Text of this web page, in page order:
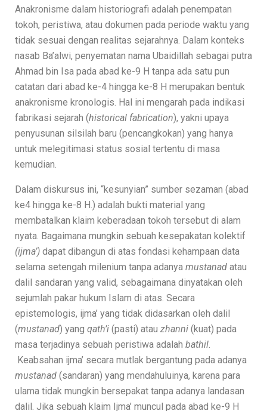
Anakronisme dalam historiografi adalah penempatan
tokoh, peristiwa, atau dokumen pada periode waktu yang
tidak sesuai dengan realitas sejarahnya. Dalam konteks
nasab Ba’alwi, penyematan nama Ubaidillah sebagai putra
Ahmad bin Isa pada abad ke-9 H tanpa ada satu pun
catatan dari abad ke-4 hingga ke-8 H merupakan bentuk
anakronisme kronologis. Hal ini mengarah pada indikasi
fabrikasi sejarah (historical fabrication), yakni upaya
penyusunan silsilah baru (pencangkokan) yang hanya
untuk melegitimasi status sosial tertentu di masa
kemudian.
Dalam diskursus ini, “kesunyian” sumber sezaman (abad
ke4 hingga ke-8 H.) adalah bukti material yang
membatalkan klaim keberadaan tokoh tersebut di alam
nyata. Bagaimana mungkin sebuah kesepakatan kolektif
(ijma’) dapat dibangun di atas fondasi kehampaan data
selama setengah milenium tanpa adanya mustanad atau
dalil sandaran yang valid, sebagaimana dinyatakan oleh
sejumlah pakar hukum Islam di atas. Secara
epistemologis, ijma’ yang tidak didasarkan oleh dalil
(mustanad) yang qath’i (pasti) atau zhanni (kuat) pada
masa terjadinya sebuah peristiwa adalah bathil
Keabsahan ijma’ secara mutlak bergantung pada adanya
mustanad (sandaran) yang mendahuluinya, karena para
ulama tidak mungkin bersepakat tanpa adanya landasan
dalil. Jika sebuah klaim Ijma’ muncul pada abad ke-9 H